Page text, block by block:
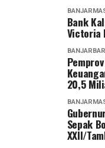
Sepak Bola
XXII/Tambun
Sementara itu,
TNI Zainal Arifin
langkah nyata
membangun
wilayah yang berada
Kalimantan Selatan
Indonesia,” demikian
Post Views: 34
Sebarkan
WhatsApp 0
Messenger 0
Bank
Victoria
20,5
Sepak
XXII/